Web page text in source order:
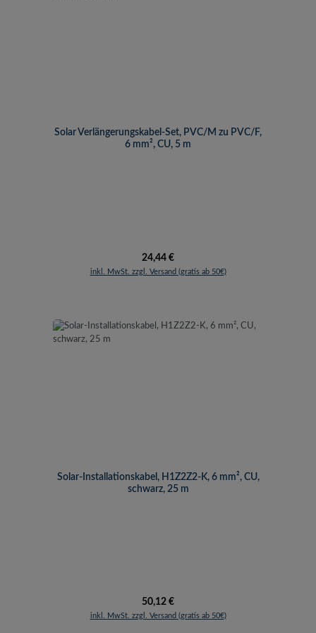
Solar Verlängerungskabel-Set, PVC/M zu PVC/F,
6 mm², CU, 5 m
Regulärer Preis:
24,44 €
inkl. MwSt. zzgl. Versand (gratis ab 50€)
Solar-Installationskabel, H1Z2Z2-K, 6 mm², CU,
schwarz, 25 m
Regulärer Preis:
50,12 €
inkl. MwSt. zzgl. Versand (gratis ab 50€)